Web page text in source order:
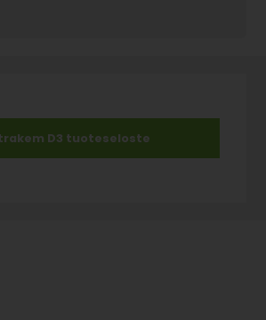
D3 tuoteseloste